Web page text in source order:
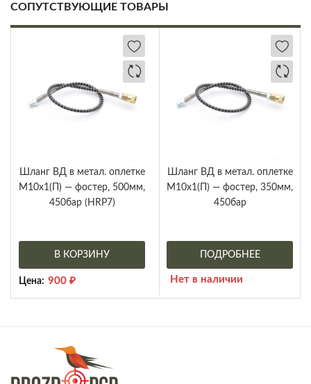
СОПУТСТВУЮЩИЕ ТОВАРЫ
Шланг ВД в метал. оплетке
М10х1(П) — фостер, 500мм,
450бар (HRP7)
В КОРЗИНУ
Цена: 900 ₽
Шланг ВД в метал. оплетке
М10х1(П) — фостер, 350мм,
450бар
ПОДРОБНЕЕ
Нет в наличии